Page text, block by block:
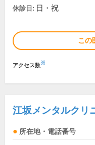
休診日: 日・祝
この
アクセス数※
江坂メンタルクリ
所在地・電話番号